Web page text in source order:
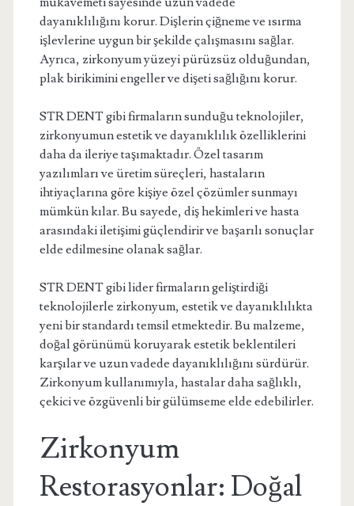
dayanıklılığını korur. Dişlerin çiğneme ve ısırma
işlevlerine uygun bir şekilde çalışmasını sağlar.
Ayrıca, zirkonyum yüzeyi pürüzsüz olduğundan,
plak birikimini engeller ve dişeti sağlığını korur.
STR DENT gibi firmaların sunduğu teknolojiler,
zirkonyumun estetik ve dayanıklılık özelliklerini
daha da ileriye taşımaktadır. Özel tasarım
yazılımları ve üretim süreçleri, hastaların
ihtiyaçlarına göre kişiye özel çözümler sunmayı
mümkün kılar. Bu sayede, diş hekimleri ve hasta
arasındaki iletişimi güçlendirir ve başarılı sonuçlar
elde edilmesine olanak sağlar.
STR DENT gibi lider firmaların geliştirdiği
teknolojilerle zirkonyum, estetik ve dayanıklılıkta
yeni bir standardı temsil etmektedir. Bu malzeme,
doğal görünümü koruyarak estetik beklentileri
karşılar ve uzun vadede dayanıklılığını sürdürür.
Zirkonyum kullanımıyla, hastalar daha sağlıklı,
çekici ve özgüvenli bir gülümseme elde edebilirler.
Zirkonyum
Restorasyonlar: Doğal